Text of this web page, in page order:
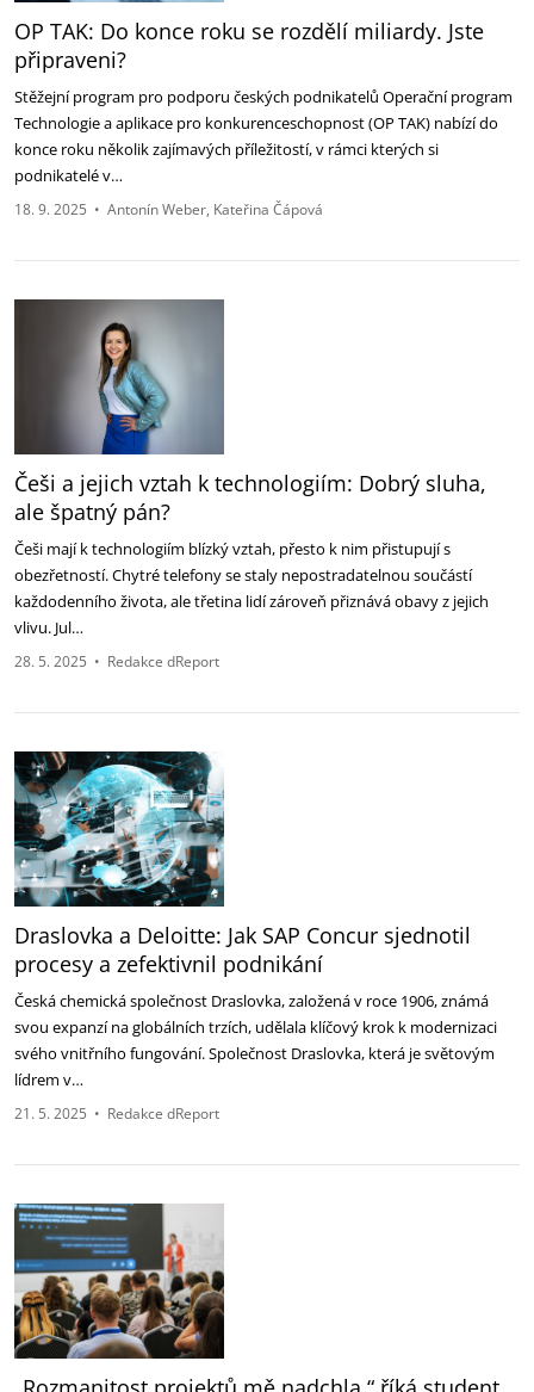
OP TAK: Do konce roku se rozdělí miliardy. Jste
připraveni?‎
Stěžejní program pro podporu českých podnikatelů Operační program
Technologie a aplikace pro ‎konkurenceschopnost (OP TAK) nabízí do
konce roku několik zajímavých příležitostí, v rámci kterých si
podnikatelé ‎v…
18. 9. 2025 • Antonín Weber Kateřina Čápová
Češi a jejich vztah k technologiím: Dobrý sluha,
ale špatný pán?
Češi mají k technologiím blízký vztah, přesto k nim přistupují s
obezřetností. Chytré telefony se staly nepostradatelnou součástí
každodenního života, ale třetina lidí zároveň přiznává obavy z jejich
vlivu. Jul…
28. 5. 2025 • Redakce dReport
Draslovka a Deloitte: Jak SAP Concur sjednotil
procesy a zefektivnil podnikání
Česká chemická společnost Draslovka, založená v roce 1906, známá
svou expanzí na globálních trzích, udělala klíčový krok k modernizaci
svého vnitřního fungování. Společnost Draslovka, která je světovým
lídrem v…
21. 5. 2025 • Redakce dReport